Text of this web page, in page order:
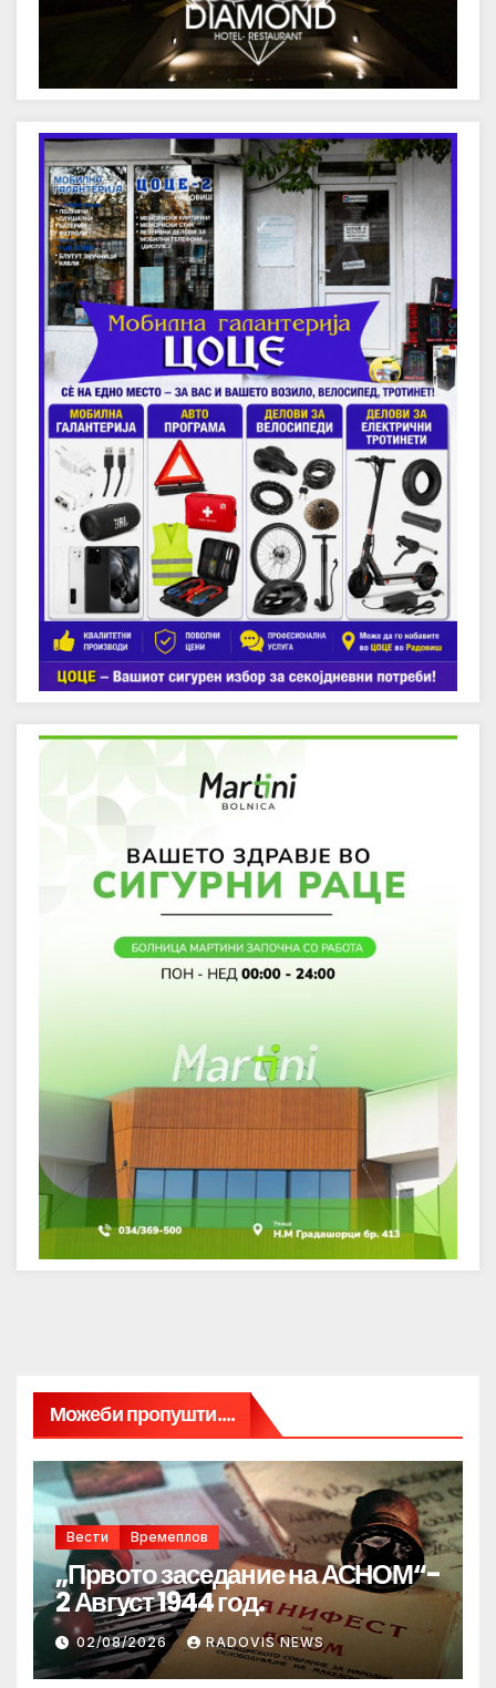
Можеби пропушти....
Вести Времеплов
„Првото заседание на АСНОМ“-
2 Август 1944 год.
02/08/2026 RADOVIS NEWS